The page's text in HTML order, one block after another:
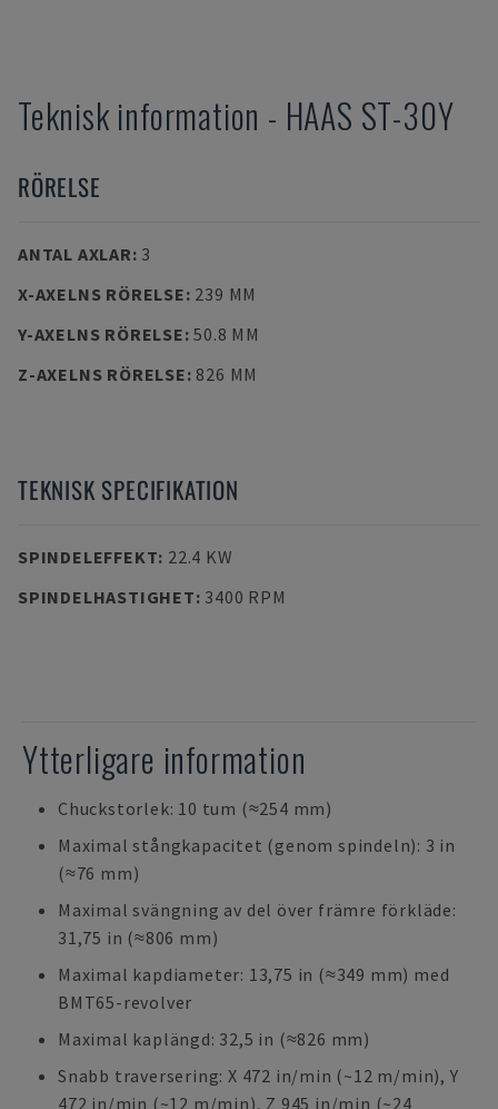
Teknisk information - HAAS ST-30Y
RÖRELSE
ANTAL AXLAR: 3
X-AXELNS RÖRELSE: 239 MM
Y-AXELNS RÖRELSE:50.8 MM
Z-AXELNS RÖRELSE: 826 MM
TEKNISK SPECIFIKATION
SPINDELEFFEKT: 22.4 KW
SPINDELHASTIGHET: 3400 RPM
Ytterligare information
Chuckstorlek: 10 tum (≈254 mm)
Maximal stångkapacitet (genom spindeln): 3 in
(≈76 mm)
Maximal svängning av del över främre förkläde:
31,75 in (≈806 mm)
Maximal kapdiameter: 13,75 in (≈349 mm) med
BMT65-revolver
Maximal kaplängd: 32,5 in (≈826 mm)
Snabb traversering: X 472 in/min (~12 m/min), Y
472 in/min (~12 m/min), Z 945 in/min (~24